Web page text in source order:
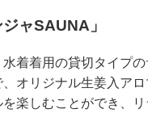
ャSAUNA」
着着用の貸切タイプ
オリジナル生姜入ア
楽しむことができ、